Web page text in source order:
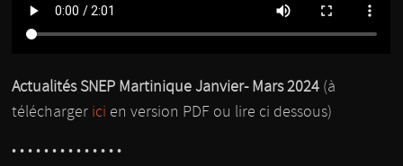
Actualités SNEP Martinique Janvier- Mars 2024 (à
télécharger ici en version PDF ou lire ci dessous)
• • • • • • • • • • • • • •